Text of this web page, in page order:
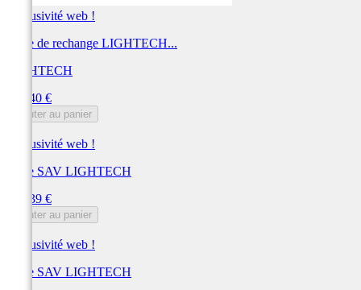
Exclusivité web !
Pièce de rechange LIGHTECH...
LIGHTECH
182,40 €
Ajouter au panier
Exclusivité web !
Pièce SAV LIGHTECH
148,39 €
Ajouter au panier
Exclusivité web !
Pièce SAV LIGHTECH